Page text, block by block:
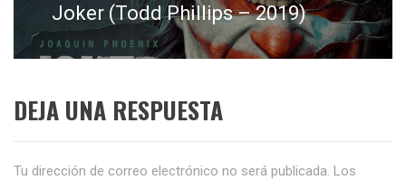
Entrada
siguiente:
Joker (Todd Phillips – 2019)
DEJA UNA RESPUESTA
Tu dirección de correo electrónico no será publicada. Los